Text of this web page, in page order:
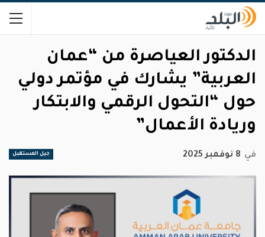
الدكتور العياصرة من “عمان
العربية” يشارك في مؤتمر دولي
حول “التحول الرقمي والابتكار
وريادة الأعمال”
جيل المستقبل في 8 نوفمبر 2025